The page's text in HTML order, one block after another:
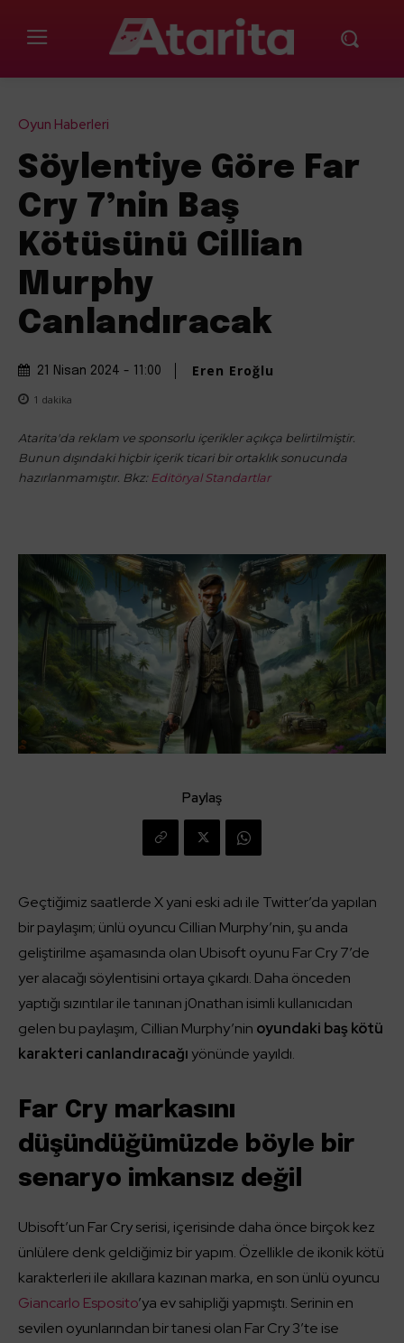
Oyun Haberleri
Söylentiye Göre Far
Cry 7’nin Baş
Kötüsünü Cillian
Murphy
Canlandıracak
21 Nisan 2024 - 11:00 Eren Eroğlu
1 dakika
Atarita'da reklam ve sponsorlu içerikler açıkça belirtilmiştir.
Bunun dışındaki hiçbir içerik ticari bir ortaklık sonucunda
hazırlanmamıştır. Bkz: Editöryal Standartlar
Paylaş
Geçtiğimiz saatlerde X yani eski adı ile Twitter’da yapılan
bir paylaşım; ünlü oyuncu Cillian Murphy’nin, şu anda
geliştirilme aşamasında olan Ubisoft oyunu Far Cry 7’de
yer alacağı söylentisini ortaya çıkardı. Daha önceden
yaptığı sızıntılar ile tanınan j0nathan isimli kullanıcıdan
gelen bu paylaşım, Cillian Murphy’nin oyundaki baş kötü
karakteri canlandıracağı yönünde yayıldı.
Far Cry markasını
düşündüğümüzde böyle bir
senaryo imkansız değil
Ubisoft’un Far Cry serisi, içerisinde daha önce birçok kez
ünlülere denk geldiğimiz bir yapım. Özellikle de ikonik kötü
karakterleri ile akıllara kazınan marka, en son ünlü oyuncu
Giancarlo Esposito’ya ev sahipliği yapmıştı. Serinin en
sevilen oyunlarından bir tanesi olan Far Cry 3’te ise